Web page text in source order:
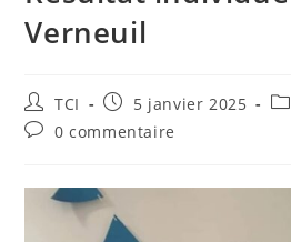
Verneuil
Auteur/autrice
de
la
TCI
Publication
publiée :
5 janvier 2025
Commentaires
publication :
0 commentaire